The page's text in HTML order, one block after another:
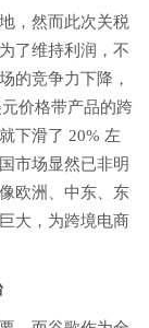
，然而此次关税
了维持利润，不
的竞争力下降，
价格带产品的跨
下滑了 20% 左
市场显然已非明
欧洲、中东、东
大，为跨境电商